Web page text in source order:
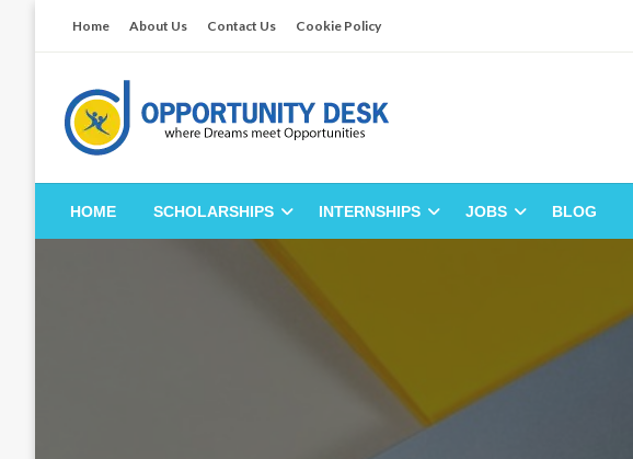
Home About Us Contact Us Cookie Policy
Opportunity Desk
Empowering Your Path to Opportunities
HOME SCHOLARSHIPS INTERNSHIPS JOBS BLOG